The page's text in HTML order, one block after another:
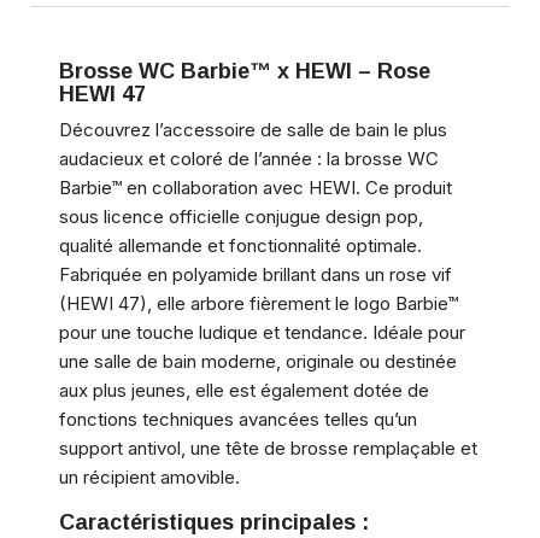
Brosse WC Barbie™ x HEWI – Rose
HEWI 47
Découvrez l’accessoire de salle de bain le plus
audacieux et coloré de l’année : la brosse WC
Barbie™ en collaboration avec HEWI. Ce produit
sous licence officielle conjugue design pop,
qualité allemande et fonctionnalité optimale.
Fabriquée en polyamide brillant dans un rose vif
(HEWI 47), elle arbore fièrement le logo Barbie™
pour une touche ludique et tendance. Idéale pour
une salle de bain moderne, originale ou destinée
aux plus jeunes, elle est également dotée de
fonctions techniques avancées telles qu’un
support antivol, une tête de brosse remplaçable et
un récipient amovible.
Caractéristiques principales :